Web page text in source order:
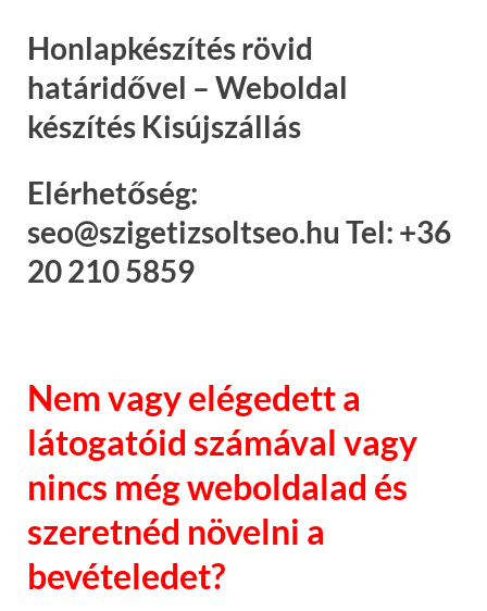
Honlapkészítés rövid
határidővel – Weboldal
készítés Kisújszállás
Elérhetőség:
seo@szigetizsoltseo.hu Tel: +36
20 210 5859
Nem vagy elégedett a
látogatóid számával vagy
nincs még weboldalad és
szeretnéd növelni a
bevételedet?